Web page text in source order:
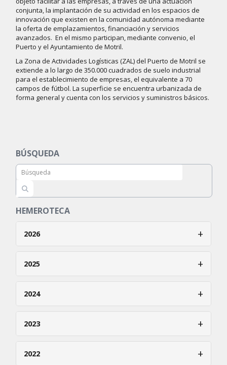
conjunta, la implantación de su actividad en los espacios de
innovación que existen en la comunidad autónoma mediante
la oferta de emplazamientos, financiación y servicios
avanzados. En el mismo participan, mediante convenio, el
Puerto y el Ayuntamiento de Motril.
La Zona de Actividades Logísticas (ZAL) del Puerto de Motril se
extiende a lo largo de 350.000 cuadrados de suelo industrial
para el establecimiento de empresas, el equivalente a 70
campos de fútbol. La superficie se encuentra urbanizada de
forma general y cuenta con los servicios y suministros básicos.
BÚSQUEDA
HEMEROTECA
2026 +
Febrero
Marzo
Abril
Junio
2025 +
Febrero
Marzo
Abril
2024 +
Febrero
Marzo
2023 +
2022 +